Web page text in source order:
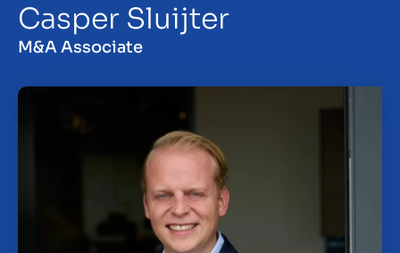
Prodaja poduzeća
Uvidi
Kontakt
Casper Sluijter
M&A Associate